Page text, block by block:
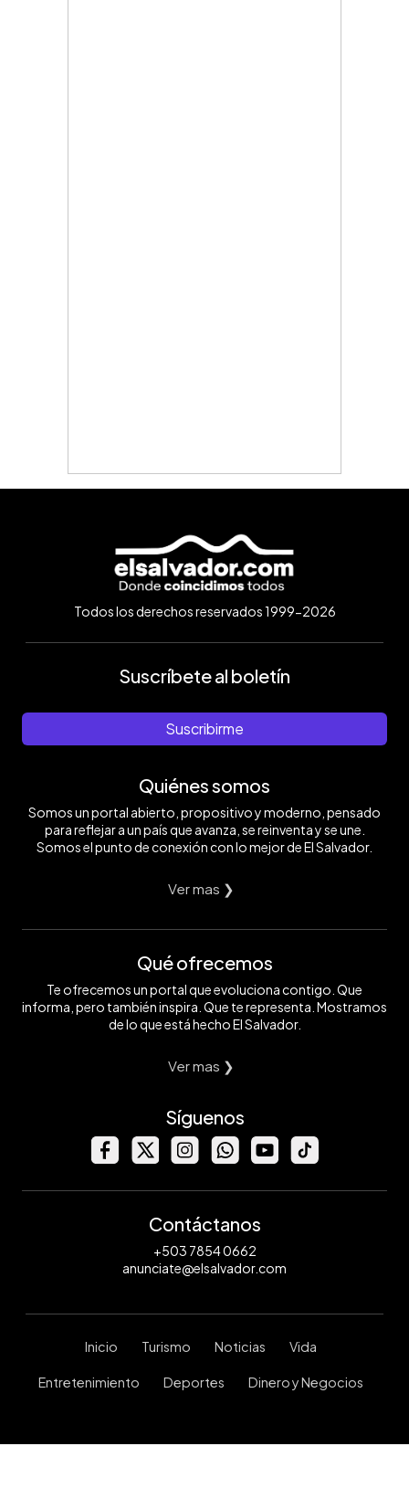
Todos los derechos reservados 1999-2026
Suscríbete al boletín
Suscribirme
Quiénes somos
Somos un portal abierto, propositivo y moderno, pensado
para reflejar a un país que avanza, se reinventa y se une.
Somos el punto de conexión con lo mejor de El Salvador.
Ver mas ❯
Qué ofrecemos
Te ofrecemos un portal que evoluciona contigo. Que
informa, pero también inspira. Que te representa. Mostramos
de lo que está hecho El Salvador.
Ver mas ❯
Síguenos
Contáctanos
+503 7854 0662
anunciate@elsalvador.com
Inicio Turismo Noticias Vida
Entretenimiento Deportes Dinero y Negocios